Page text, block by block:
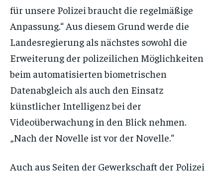
für unsere Polizei braucht die regelmäßige
Anpassung.“ Aus diesem Grund werde die
Landesregierung als nächstes sowohl die
Erweiterung der polizeilichen Möglichkeiten
beim automatisierten biometrischen
Datenabgleich als auch den Einsatz
künstlicher Intelligenz bei der
Videoüberwachung in den Blick nehmen.
„Nach der Novelle ist vor der Novelle.“
Auch aus Seiten der Gewerkschaft der Polizei